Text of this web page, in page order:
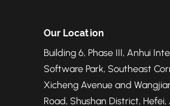
Our Location
Building 6, Phase III, Anhui
Software Park, Southeast
Xicheng Avenue and
Road, Shushan District, Hefei,